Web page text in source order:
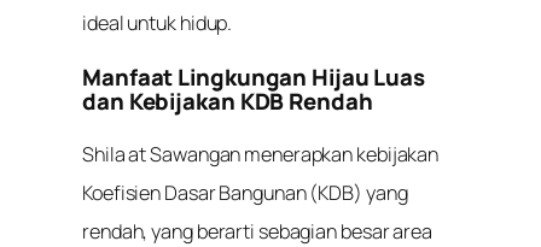
ideal untuk hidup.
Manfaat Lingkungan Hijau Luas
dan Kebijakan KDB Rendah
Shila at Sawangan menerapkan kebijakan
Koefisien Dasar Bangunan (KDB) yang
rendah, yang berarti sebagian besar area